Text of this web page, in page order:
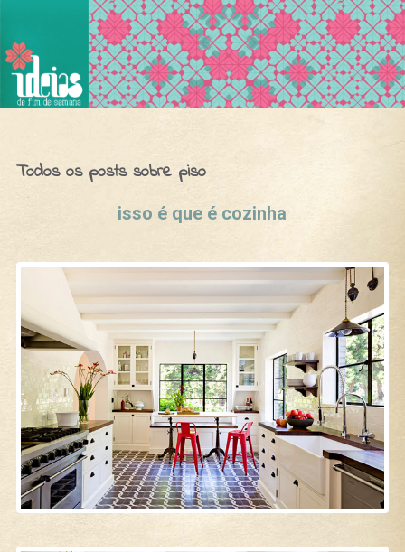
Ideias de Fim de Semana
Todos os posts sobre piso
isso é que é cozinha